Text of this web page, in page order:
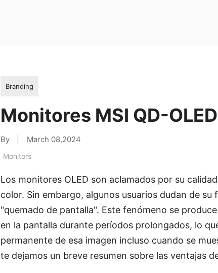
Branding
Monitores MSI QD-
By March 08,2024
Monitors
Los monitores OLED son aclamados por su
color. Sin embargo, algunos usuarios dudan de
"quemado de pantalla". Este fenómeno se
en la pantalla durante períodos prolongados, lo
permanente de esa imagen incluso cuando se
te dejamos un breve resumen sobre las ventajas